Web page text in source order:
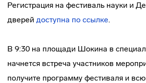
Регистрация на фестиваль науки и
дверей доступна по ссылке.
В 9:30 на площади Шокина в
начнется встреча участников
получите программу фестиваля и